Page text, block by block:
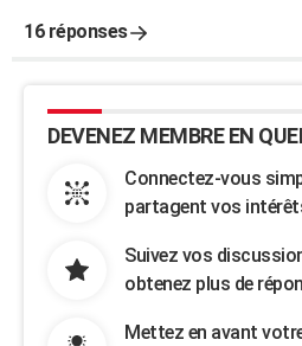
16 réponses
DEVENEZ MEMBRE EN
Connectez-vous
partagent vos
Suivez vos
obtenez plus de
Mettez en avant